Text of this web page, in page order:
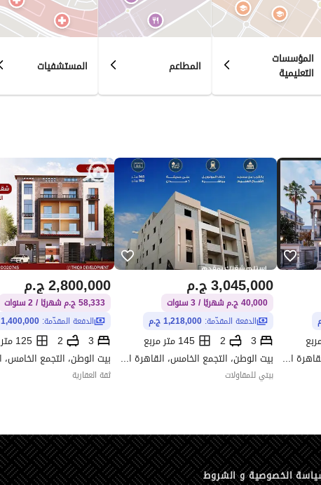
المؤسسات
التعليمية المطاعم المستشفيات
بيت الوطن، التجمع الخامس، القاهرة الجديدة، القاهرة
ج.م3,045,000
40,000 ج.م شهريًا / 3 سنوات
الدفعة المقدّمة:1,218,000 ج.م
3
2
145 متر مربع
بيت الوطن، التجمع الخامس، القاهرة الجديدة، القاهرة
بيتي للمقاولات
ج.م2,800,000
58,333 ج.م شهريًا / 2 سنوات
الدفعة المقدّمة: 1,400,000 ج.م
3
2
125 متر مربع
ثقة العقارية
الخصوصية و الشروط